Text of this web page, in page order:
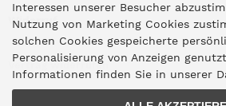
Widerruf
Vertrag widerrufen
Interessen unserer Besucher
Nutzung von Marketing Cookies
solchen Cookies gespeicherte
Personalisierung von Anzeigen
Informationen finden Sie in unserer